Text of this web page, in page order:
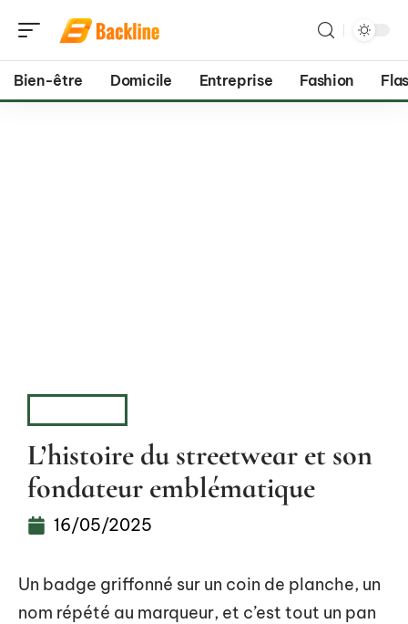
Bien-être Domicile Entreprise Fashion
L’histoire du streetwear et son
fondateur emblématique
16/05/2025
Un badge griffonné sur un coin de planche, un
nom répété au marqueur, et c’est tout un pan